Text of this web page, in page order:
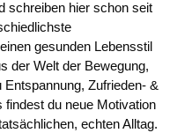
schreiben hier schon seit
gesunden Lebensstil
der Welt der Bewegung,
Zufrieden- &
du neue Motivation
echten Alltag.